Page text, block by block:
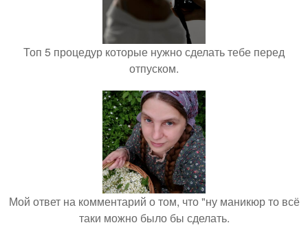
Топ 5 процедур которые нужно сделать тебе перед
отпуском.
Мой ответ на комментарий о том, что "ну маникюр то всё
таки можно было бы сделать.